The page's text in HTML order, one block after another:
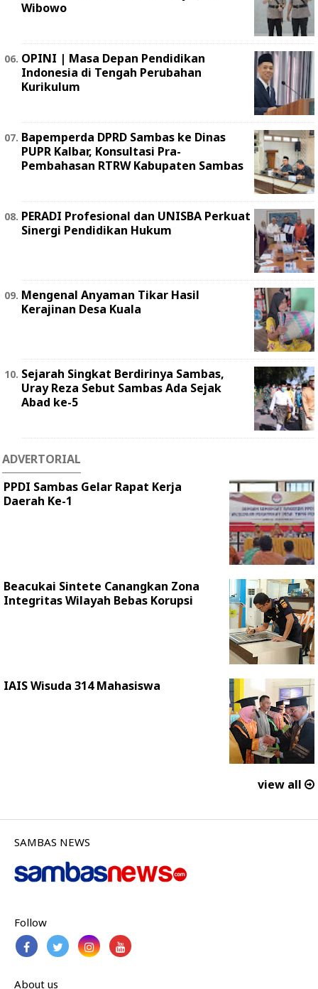
Wibowo
OPINI | Masa Depan Pendidikan
Indonesia di Tengah Perubahan
Kurikulum
Bapemperda DPRD Sambas ke Dinas
PUPR Kalbar, Konsultasi Pra-
Pembahasan RTRW Kabupaten Sambas
PERADI Profesional dan UNISBA Perkuat
Sinergi Pendidikan Hukum
Mengenal Anyaman Tikar Hasil
Kerajinan Desa Kuala
Sejarah Singkat Berdirinya Sambas,
Uray Reza Sebut Sambas Ada Sejak
Abad ke-5
ADVERTORIAL
PPDI Sambas Gelar Rapat Kerja
Daerah Ke-1
Beacukai Sintete Canangkan Zona
Integritas Wilayah Bebas Korupsi
IAIS Wisuda 314 Mahasiswa
view all
SAMBAS NEWS
Follow
About us